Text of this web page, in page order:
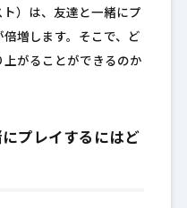
）は、友達と一緒にプ
増します。そこで、ど
がることができるのか
プレイするにはど